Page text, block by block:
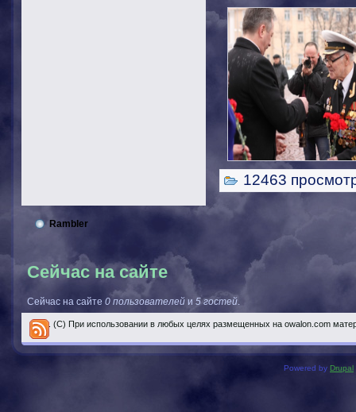
12463
Rambler
Сейчас на сайте
Сейчас на сайте 0 пользователей и 5 гостей.
..... (С) При использовании в любых целях размещенных на owalon.com
Powered by Drupal